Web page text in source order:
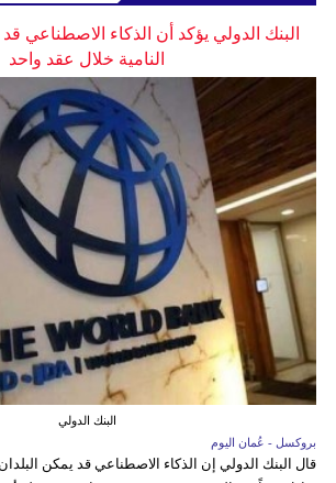
البنك الدولي يؤكد أن الذكاء الاصطناعي
النامية خلال عقد واحد
البنك الدولي
بروكسل - عُمان اليوم
قال البنك الدولي إن الذكاء الاصطناعي قد يمكن